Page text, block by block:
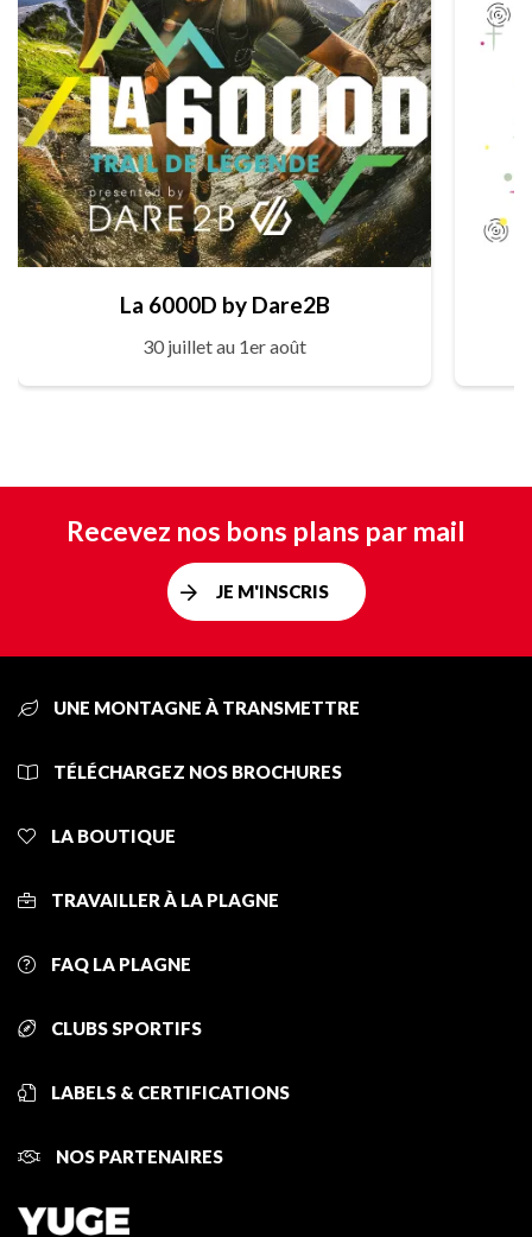
La 6000D by Dare2B
30 juillet au 1er août
Recevez nos bons plans par mail
JE M'INSCRIS
UNE MONTAGNE À TRANSMETTRE
TÉLÉCHARGEZ NOS BROCHURES
LA BOUTIQUE
TRAVAILLER À LA PLAGNE
FAQ LA PLAGNE
CLUBS SPORTIFS
LABELS & CERTIFICATIONS
NOS PARTENAIRES